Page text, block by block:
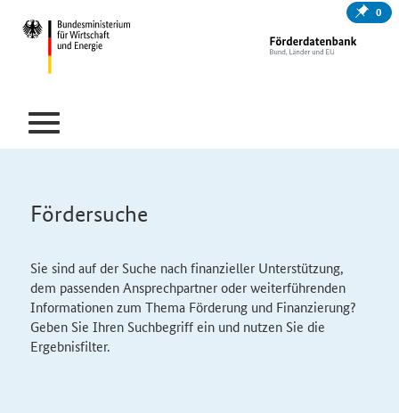
0
Fördersuche
Sie sind auf der Suche nach finanzieller Unterstützung,
dem passenden Ansprechpartner oder weiterführenden
Informationen zum Thema Förderung und Finanzierung?
Geben Sie Ihren Suchbegriff ein und nutzen Sie die
Ergebnisfilter.